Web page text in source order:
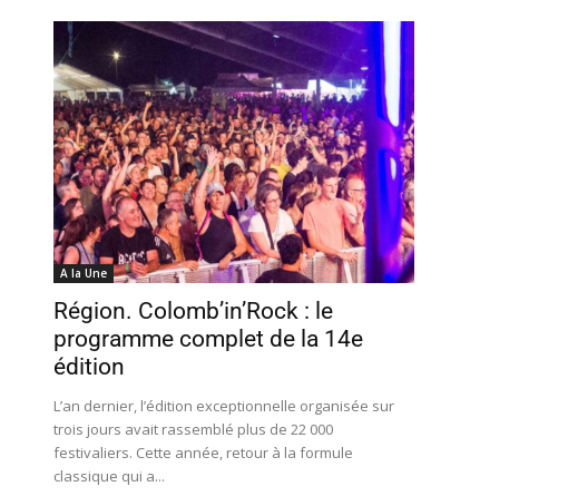
A la Une
Région. Colomb’in’Rock : le
programme complet de la 14e
édition
L’an dernier, l’édition exceptionnelle organisée sur
trois jours avait rassemblé plus de 22 000
festivaliers. Cette année, retour à la formule
classique qui a...